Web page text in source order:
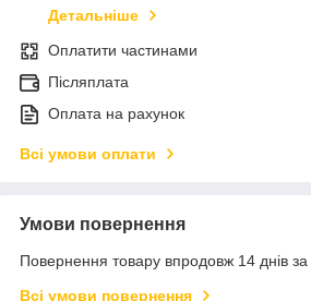
Детальніше
Оплатити частинами
Післяплата
Оплата на рахунок
Всі умови оплати
Умови повернення
Повернення товару впродовж 14 днів
Всі умови повернення